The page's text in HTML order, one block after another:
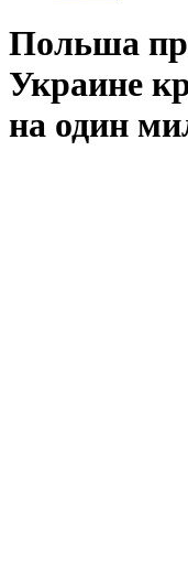
Польша
Украине
на один